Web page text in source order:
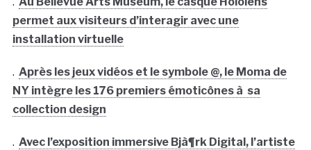
permet aux visiteurs d’interagir avec une
installation virtuelle
. Après les jeux vidéos et le symbole @, le Moma de
NY intègre les 176 premiers émoticônes à sa
collection design
. Avec l’exposition immersive Bjà¶rk Digital, l’artiste